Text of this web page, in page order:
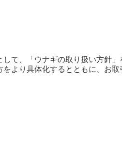
て、「ウナギの取り扱い方針」
より具体化するとともに、お